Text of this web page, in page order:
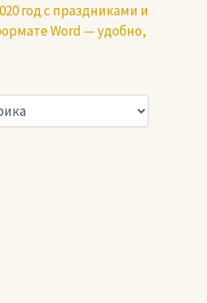
год с праздниками и
Word — удобно,